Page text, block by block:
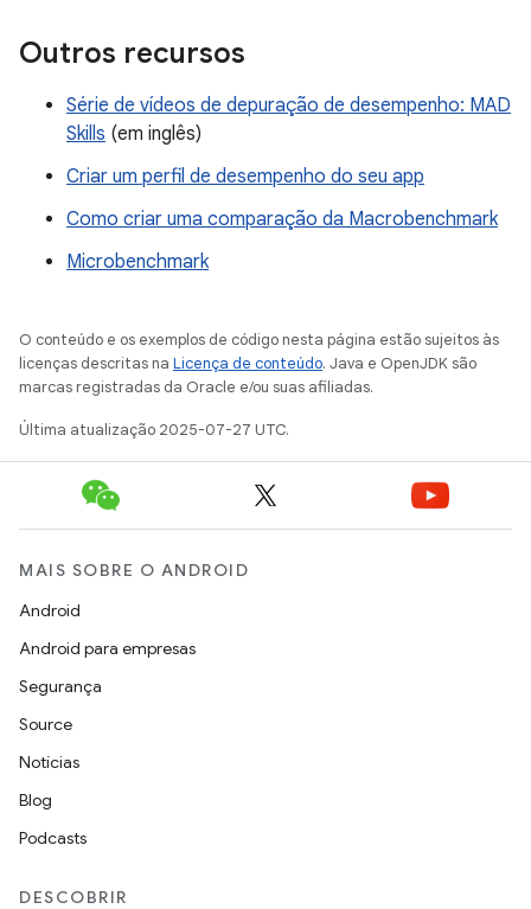
Outros recursos
Série de vídeos de depuração de desempenho: MAD
Skills (em inglês)
Criar um perfil de desempenho do seu app
Como criar uma comparação da Macrobenchmark
Microbenchmark
O conteúdo e os exemplos de código nesta página estão sujeitos às
licenças descritas na Licença de conteúdo. Java e OpenJDK são
marcas registradas da Oracle e/ou suas afiliadas.
Última atualização 2025-07-27 UTC.
MAIS SOBRE O ANDROID
Android
Android para empresas
Segurança
Source
Notícias
Blog
Podcasts
DESCOBRIR